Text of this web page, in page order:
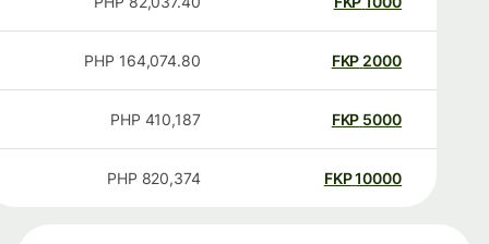
2000
FKP
164,074.80
PHP
5000
FKP
410,187
PHP
10000
FKP
820,374
PHP